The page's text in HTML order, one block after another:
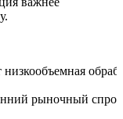
рыночный спрос